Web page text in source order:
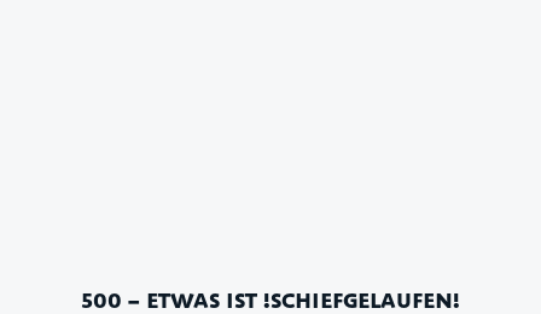
500 – ETWAS IST !SCHIEFGELAUFEN!